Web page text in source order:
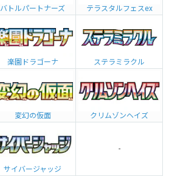
バトルパートナーズ テラスタルフェスex
楽園ドラゴーナ ステラミラクル
変幻の仮面 クリムゾンヘイズ
サイバージャッジ
-